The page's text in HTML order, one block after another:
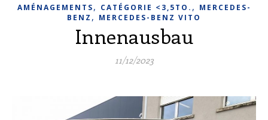
AMÉNAGEMENTS, CATÉGORIE <3,5TO. , MERCEDES-
BENZ , MERCEDES-BENZ VITO
Innenausbau
11/12/2023